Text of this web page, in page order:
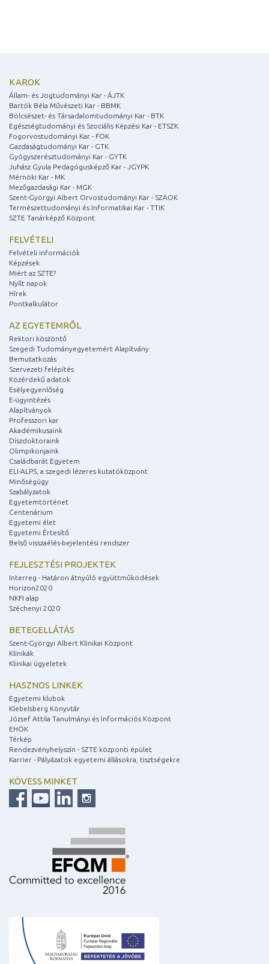
KAROK
Állam- és Jogtudományi Kar - ÁJTK
Bartók Béla Művészeti Kar - BBMK
Bölcsészet- és Társadalomtudományi Kar - BTK
Egészségtudományi és Szociális Képzési Kar - ETSZK
Fogorvostudományi Kar - FOK
Gazdaságtudományi Kar - GTK
Gyógyszerésztudományi Kar - GYTK
Juhász Gyula Pedagógusképző Kar - JGYPK
Mérnöki Kar - MK
Mezőgazdasági Kar - MGK
Szent-Györgyi Albert Orvostudományi Kar - SZAOK
Természettudományi és Informatikai Kar - TTIK
SZTE Tanárképző Központ
FELVÉTELI
Felvételi információk
Képzések
Miért az SZTE?
Nyílt napok
Hírek
Pontkalkulátor
AZ EGYETEMRŐL
Rektori köszöntő
Szegedi Tudományegyetemért Alapítvány
Bemutatkozás
Szervezeti felépítés
Közérdekű adatok
Esélyegyenlőség
E-ügyintézés
Alapítványok
Professzori kar
Akadémikusaink
Díszdoktoraink
Olimpikonjaink
Családbarát Egyetem
ELI-ALPS, a szegedi lézeres kutatóközpont
Minőségügy
Szabályzatok
Egyetemtörténet
Centenárium
Egyetemi élet
Egyetemi Értesítő
Belső visszaélés-bejelentési rendszer
FEJLESZTÉSI PROJEKTEK
Interreg - Határon átnyúló együttműködések
Horizon2020
NKFI alap
Széchenyi 2020
BETEGELLÁTÁS
Szent-Györgyi Albert Klinikai Központ
Klinikák
Klinikai ügyeletek
HASZNOS LINKEK
Egyetemi klubok
Klebelsberg Könyvtár
József Attila Tanulmányi és Információs Központ
EHÖK
Térkép
Rendezvényhelyszín - SZTE központi épület
Karrier - Pályázatok egyetemi állásokra, tisztségekre
KÖVESS MINKET